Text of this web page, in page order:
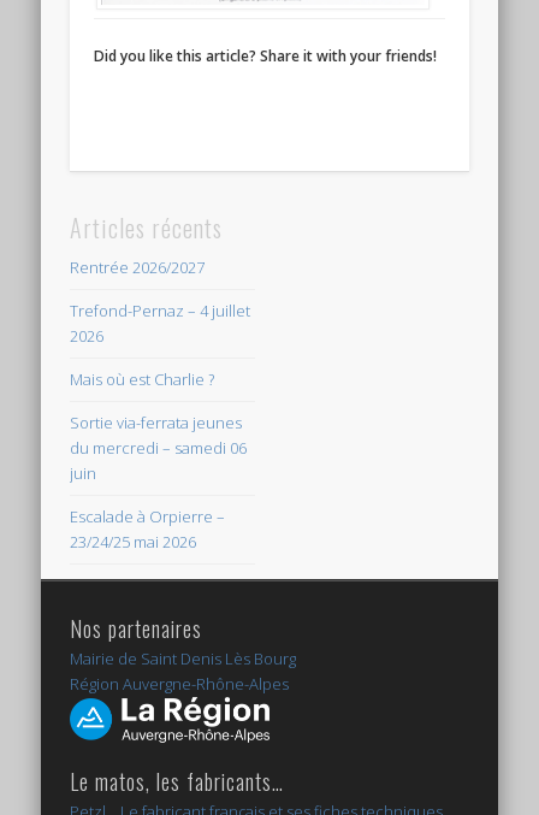
Did you like this article? Share it with your friends!
Articles récents
Rentrée 2026/2027
Trefond-Pernaz – 4 juillet
2026
Mais où est Charlie ?
Sortie via-ferrata jeunes
du mercredi – samedi 06
juin
Escalade à Orpierre –
23/24/25 mai 2026
Nos partenaires
Mairie de Saint Denis Lès Bourg
Région Auvergne-Rhône-Alpes
Le matos, les fabricants…